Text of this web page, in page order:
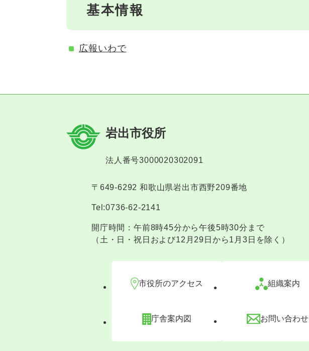
基本情報
広報いわで
岩出市役所
法人番号3000020302091
〒649-6292 和歌山県岩出市西野209番地
Tel:0736-62-2141
開庁時間：午前8時45分から午後5時30分まで
（土・日・祝日および12月29日から1月3日を除く）
市役所のアクセス 組織案内
庁舎案内図 お問い合わせ